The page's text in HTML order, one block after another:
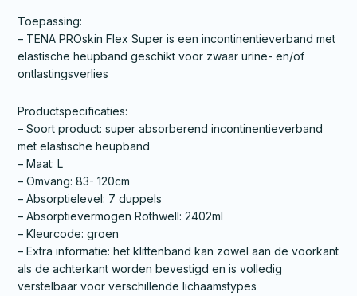
Toepassing:
– TENA PROskin Flex Super is een incontinentieverband met
elastische heupband geschikt voor zwaar urine- en/of
ontlastingsverlies
Productspecificaties:
– Soort product: super absorberend incontinentieverband
met elastische heupband
– Maat: L
– Omvang: 83- 120cm
– Absorptielevel: 7 duppels
– Absorptievermogen Rothwell: 2402ml
– Kleurcode: groen
– Extra informatie: het klittenband kan zowel aan de voorkant
als de achterkant worden bevestigd en is volledig
verstelbaar voor verschillende lichaamstypes